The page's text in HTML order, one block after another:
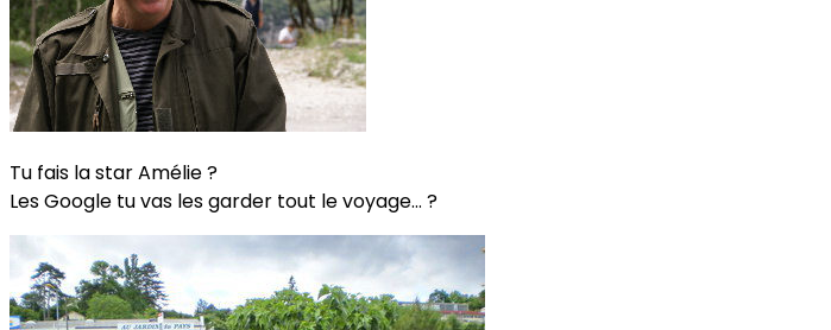
Tu fais la star Amélie ?
Les Google tu vas les garder tout le voyage... ?